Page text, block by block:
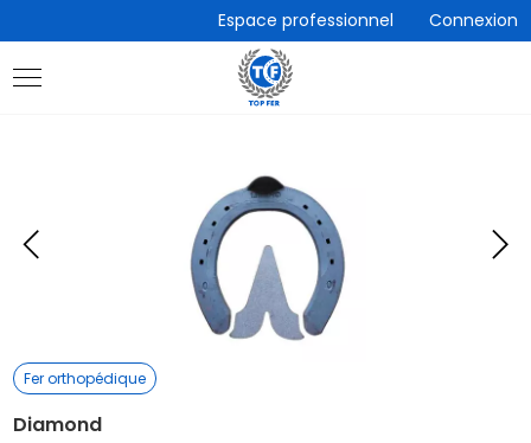
directement
au
contenu
Espace professionnel Connexion
Eléments
précédent
Fer orthopédique
Diamond